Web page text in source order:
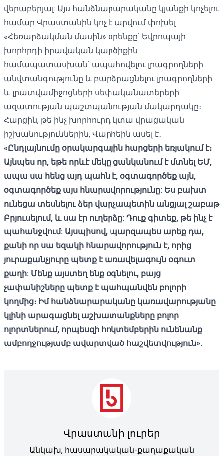
վերաբերյալ: Այս հանձնարարականը կյանքի կոչելու
համար Վրաստանին կոչ է արվում փոխել
«Հեռարձակման մասին» օրենքը՝ Եվրոպայի
խորհրդի իրավական կարծիքին
համապատասխան՝ ապահովելու լրագրողների
անվտանգությունը և բարձրացնելու լրագրողների
և լրատվամիջոցների սեփականատերերի
ազատության պաշտպանության մակարդակը։
Հարցին, թե ինչ խորհուրդ կտա վրացական
իշխանություններին, Վարհեին ասել է․
«Ընդլայնումը օրակարգային հարցերի եռյակում է։
Այնպես որ, եթե որևէ մեկը ցանկանում է մտնել ԵՄ,
ապա սա հենց այդ պահն է, օգտագործեք այն,
օգտագործեք այս հնարավորությունը: Ես բախտ
ունեցա տեսնելու ձեր վարչապետին անցյալ շաբաթ
Բրյուսելում, և սա էր ուղերձը: Դուք գիտեք, թե ինչ է
պահանջվում: Այսպիսով, պարզապես արեք դա,
քանի որ սա եզակի հնարավորություն է, որից
յուրաքանչյուրը պետք է առավելագույն օգուտ
քաղի: Մենք այստեղ ենք օգնելու, բայց
չափանիշները պետք է պահպանվեն բոլորի
կողմից։ Իմ հանձնարարականը կառավարությանը
կլինի արագացնել աշխատանքները բոլոր
ոլորտներում, որպեսզի հոկտեմբերին ունենանք
ամբողջությամբ ավարտված հաշվետվություն»:
Վրաստանի լուրեր
Անկախ, հասարակական-քաղաքական